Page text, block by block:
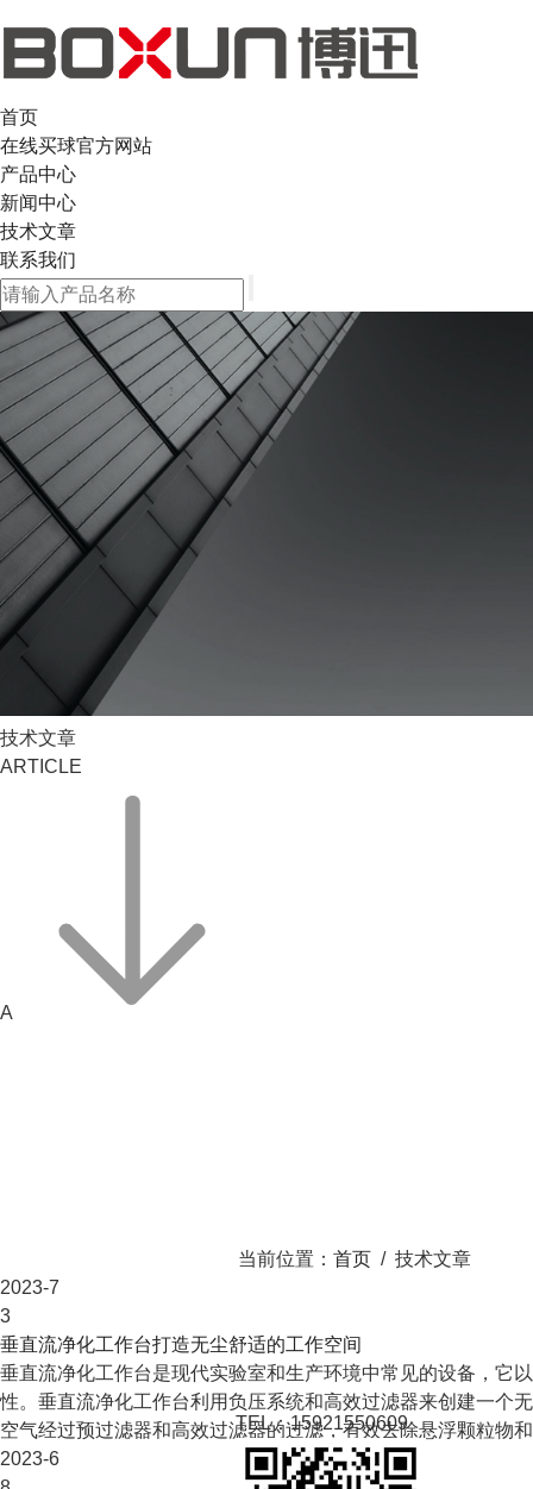
首页
在线买球官方网站
产品中心
新闻中心
技术文章
联系我们
技术文章
ARTICLE
A
当前位置： 首页 / 技术文章
2023-7
3
垂直流净化工作台打造无尘舒适的工作空间
垂直流净化工作台是现代实验室和生产环境中常见的设备，它
性。垂直流净化工作台利用负压系统和高效过滤器来创建一个
空气经过预过滤器和高效过滤器的过滤，有效去除悬浮颗粒物
2023-6
TEL：15921550609